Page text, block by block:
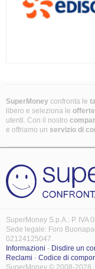
SuperMoney confronta le
libero e seleziona le
utenti. Con il nostro
e offriamo un servizio di
SuperMoney S.p.A.: P.
Sede legale: Foro
02124125047.
Informazioni - Disdire un
Reclami - Codice di
SuperMoney © 2008-2028.